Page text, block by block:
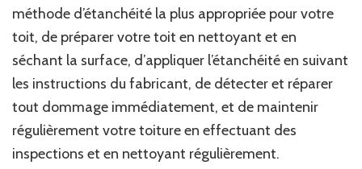
méthode d’étanchéité la plus appropriée pour votre
toit, de préparer votre toit en nettoyant et en
séchant la surface, d’appliquer l’étanchéité en suivant
les instructions du fabricant, de détecter et réparer
tout dommage immédiatement, et de maintenir
régulièrement votre toiture en effectuant des
inspections et en nettoyant régulièrement.